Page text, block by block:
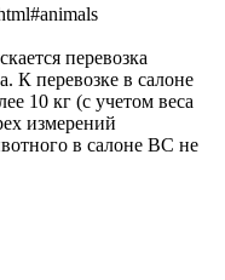
перевозка
К перевозке в салоне
10 кг (с учетом веса
измерений
в салоне ВС не